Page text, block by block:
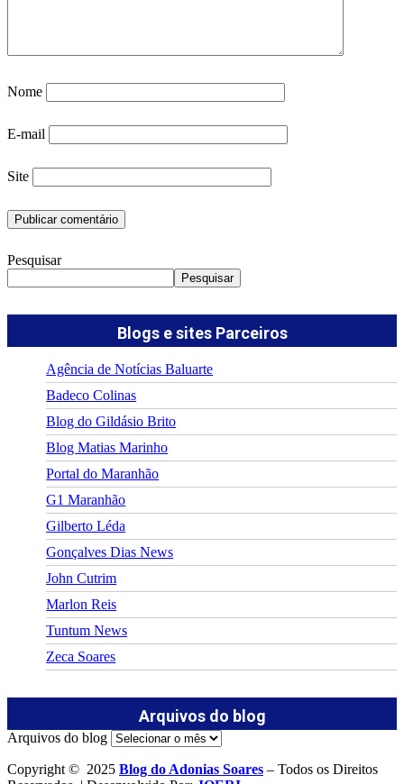
Nome
E-mail
Site
Pesquisar
Pesquisar
Blogs e sites Parceiros
Agência de Notícias Baluarte
Badeco Colinas
Blog do Gildásio Brito
Blog Matias Marinho
Portal do Maranhão
G1 Maranhão
Gilberto Léda
Gonçalves Dias News
John Cutrim
Marlon Reis
Tuntum News
Zeca Soares
Arquivos do blog
Arquivos do blog
Copyright © 2025 Blog do Adonias Soares – Todos os Direitos